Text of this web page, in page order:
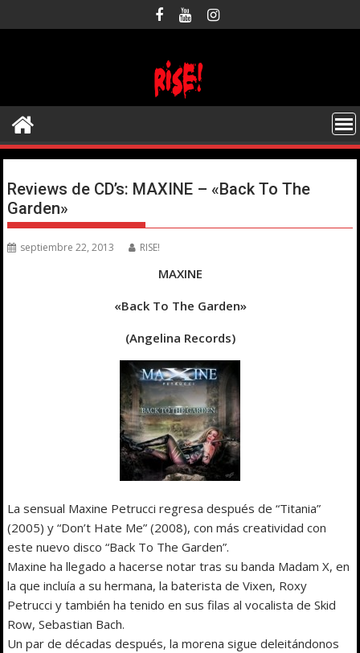
al
Reviews de CD’s: MAXINE – «Back To The
Garden»
septiembre 22, 2013 RISE!
MAXINE
«Back To The Garden»
(Angelina Records)
La sensual Maxine Petrucci regresa después de “Titania”
(2005) y “Don’t Hate Me” (2008), con más creatividad con
este nuevo disco “Back To The Garden”.
Maxine ha llegado a hacerse notar tras su banda Madam X, en
la que incluía a su hermana, la baterista de Vixen, Roxy
Petrucci y también ha tenido en sus filas al vocalista de Skid
Row, Sebastian Bach.
Un par de décadas después, la morena sigue deleitándonos